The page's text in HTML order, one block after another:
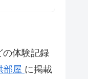
の体験記録
部屋 に掲載